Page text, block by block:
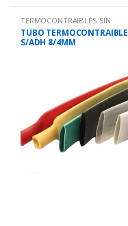
TERMOCONTRAIBLES SIN
ADHESIVO.
TUBO TERMOCONTRAIBLE
S/ADH 8/4MM